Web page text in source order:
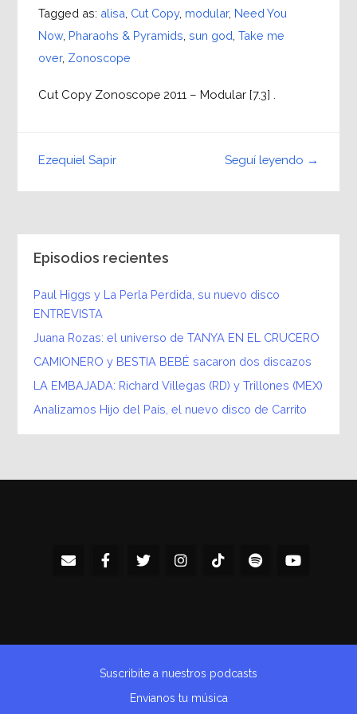
Tagged as: alisa Cut Copy, modular, Need You
Now, Pharaohs & Pyramids sun god Take me
over, Zonoscope
Cut Copy Zonoscope 2011 – Modular [7.3] .
Seguí leyendo →
Ezequiel Sapir
Episodios recientes
Paul Higgs y La Perla Perdida, su nuevo disco
ENTREVISTA
Juana Rozas: el universo de TANYA EN EL CRUCERO
CAMIONERO y BESTIA BEBÉ sacaron dos discazos
LA EMBAJADA: Richard Villegas (RD) y Trillones (MEX)
Analizamos Hijo del País, el nuevo disco de Carrito
Suscribite a nuestros podcasts
Envianos tu música